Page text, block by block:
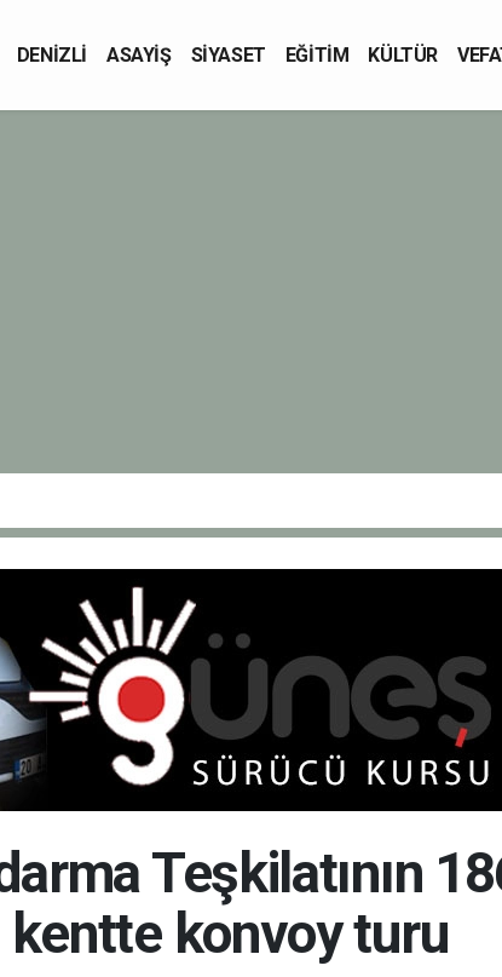
DENİZLİ ASAYİŞ SİYASET EĞİTİM KÜLTÜR
Teşkilatının
kentte konvoy turu